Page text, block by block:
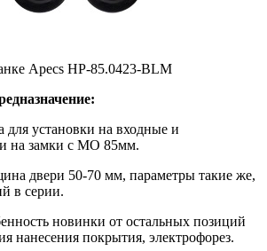
Apecs HP-85.0423-BLM
для установки на входные и
на замки с МО 85мм.
двери 50-70 мм, параметры такие же,
в серии.
новинки от остальных позиций
нанесения покрытия, электрофорез.